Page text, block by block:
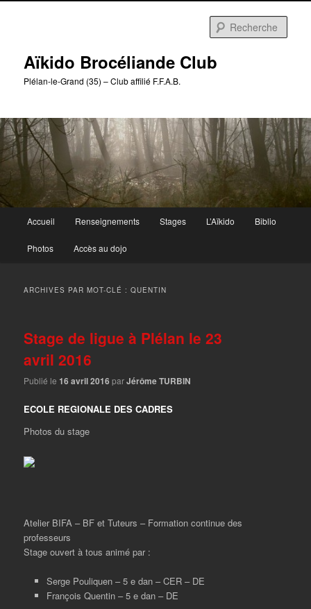
Aïkido Brocéliande Club
Plélan-le-Grand (35) – Club affilié F.F.A.B.
principal
Accueil Renseignements Stages L’Aïkido Biblio
Photos Accès au dojo
ARCHIVES PAR MOT-CLÉ :QUENTIN
Stage de ligue à Plélan le 23
avril 2016
Publié le16 avril 2016 parJérôme TURBIN
ECOLE REGIONALE DES CADRES
Photos du stage
Atelier BIFA – BF et Tuteurs – Formation continue des
professeurs
Stage ouvert à tous animé par :
Serge Pouliquen – 5 e dan – CER – DE
François Quentin – 5 e dan – DE